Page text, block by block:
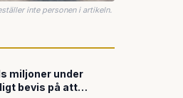
inte personen i artikeln.
miljoner under
bevis på att